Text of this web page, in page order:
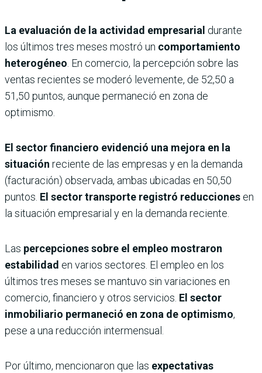
La evaluación de la actividad empresarial durante
los últimos tres meses mostró un comportamiento
heterogéneo . En comercio, la percepción sobre las
ventas recientes se moderó levemente, de 52,50 a
51,50 puntos, aunque permaneció en zona de
optimismo.
El sector financiero evidenció una mejora en la
situación reciente de las empresas y en la demanda
(facturación) observada, ambas ubicadas en 50,50
puntos. El sector transporte registró reducciones en
la situación empresarial y en la demanda reciente.
Las percepciones sobre el empleo mostraron
estabilidad en varios sectores. El empleo en los
últimos tres meses se mantuvo sin variaciones en
comercio, financiero y otros servicios. El sector
inmobiliario permaneció en zona de optimismo,
pese a una reducción intermensual.
Por último, mencionaron que las expectativas